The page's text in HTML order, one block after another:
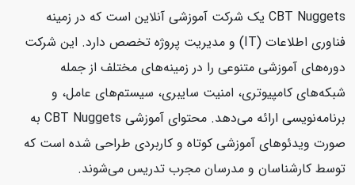
CBT Nuggets یک شرکت آموزشی آنلاین است که در زمینه
فناوری اطلاعات (IT) و مدیریت پروژه تخصص دارد. این شرکت
دوره‌های آموزشی متنوعی را در زمینه‌های مختلف از جمله
شبکه‌های کامپیوتری، امنیت سایبری، سیستم‌های عامل، و
برنامه‌نویسی ارائه می‌دهد. محتوای آموزشی CBT Nuggets به
صورت ویدئوهای آموزشی کوتاه و کاربردی طراحی شده است که
توسط کارشناسان و مدرسان مجرب تدریس می‌شوند.